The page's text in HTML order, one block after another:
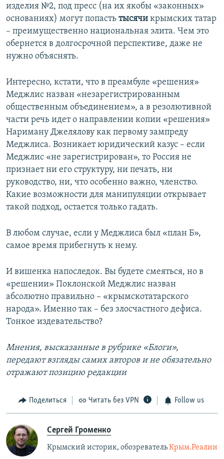
изделия №2, под пресс (на их якобы «законных»
основаниях) могут попасть тысячи крымских татар
– преимущественно национальная элита. Чем это
обернется в долгосрочной перспективе, даже не
нужно объяснять.
Интересно, кстати, что в преамбуле «решения»
Меджлис назван «незарегистрированным
общественным объединением», а в резолютивной
части речь идет о направлении копии «решения»
Нариману Джелялову как первому зампреду
Меджлиса. Возникает юридический казус – если
Меджлис «не зарегистрирован», то Россия не
признает ни его структуру, ни печать, ни
руководство, ни, что особенно важно, членство.
Какие возможности для манипуляции открывает
такой подход, остается только гадать.
В любом случае, если у Меджлиса был «план Б»,
самое время прибегнуть к нему.
И вишенка напоследок. Вы будете смеяться, но в
«решении» Поклонской Меджлис назван
абсолютно правильно – «крымскотатарского
народа». Именно так – без злосчастного дефиса.
Тонкое издевательство?
Мнения, высказанные в рубрике «Блоги»,
передают взгляды самих авторов и не обязательно
отражают позицию редакции
Поделиться Читать без VPN Follow us
Сергей Громенко
Крымский историк, обозревательКрым.Реалии